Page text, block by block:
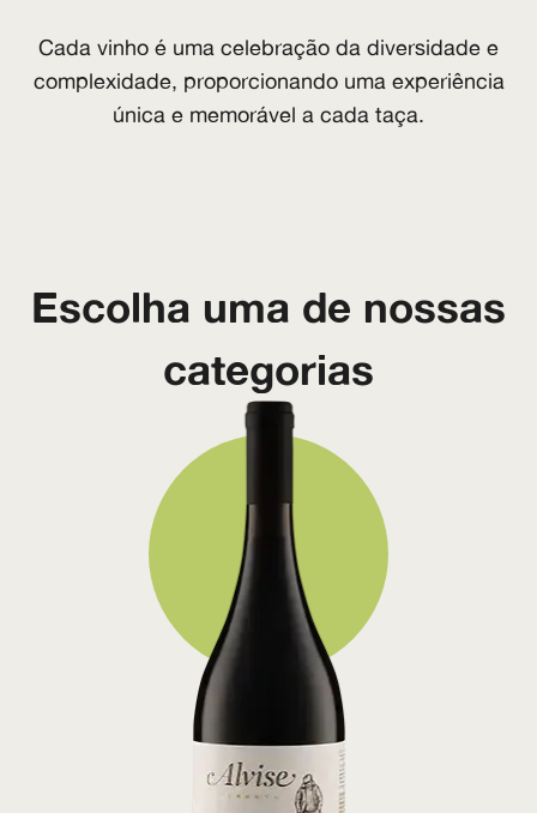
Cada vinho é uma celebração da diversidade e
complexidade, proporcionando uma experiência
única e memorável a cada taça.
Escolha uma de nossas
categorias